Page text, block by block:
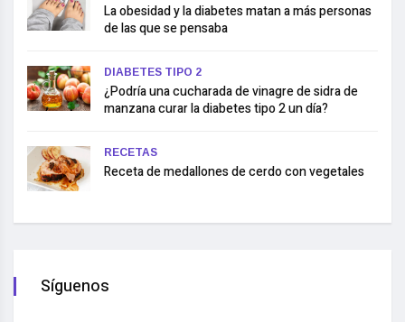
La obesidad y la diabetes matan a más personas
de las que se pensaba
DIABETES TIPO 2
¿Podría una cucharada de vinagre de sidra de
manzana curar la diabetes tipo 2 un día?
RECETAS
Receta de medallones de cerdo con vegetales
Síguenos